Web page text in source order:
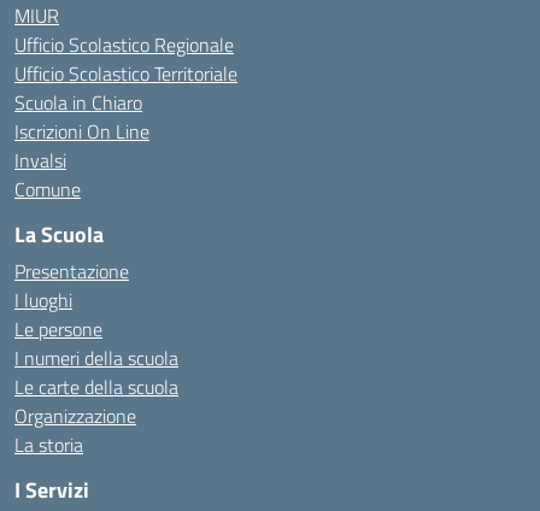
MIUR
Ufficio Scolastico Regionale
Ufficio Scolastico Territoriale
Scuola in Chiaro
Iscrizioni On Line
Invalsi
Comune
La Scuola
Presentazione
I luoghi
Le persone
I numeri della scuola
Le carte della scuola
Organizzazione
La storia
I Servizi